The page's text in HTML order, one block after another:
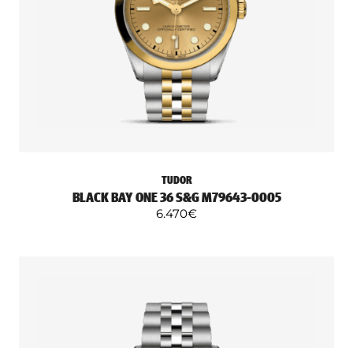
TUDOR
BLACK BAY ONE 36 S&G M79643-0005
6.470€